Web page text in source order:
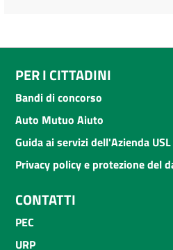
PER I CITTADINI
Bandi di concorso
Auto Mutuo Aiuto
Guida ai servizi dell'Azienda
Privacy policy e protezione del
CONTATTI
PEC
URP